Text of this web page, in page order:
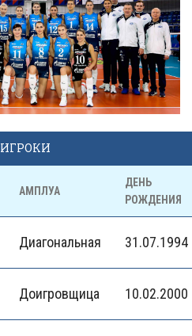
ИГРОКИ
АМПЛУА
ДЕНЬ
РОЖДЕНИЯ
Диагональная 31.07.1994
Доигровщица 10.02.2000